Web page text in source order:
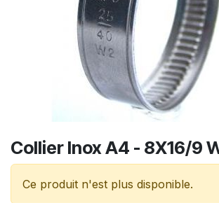
Collier Inox A4 - 8X16/9
Ce produit n'est plus disponible.